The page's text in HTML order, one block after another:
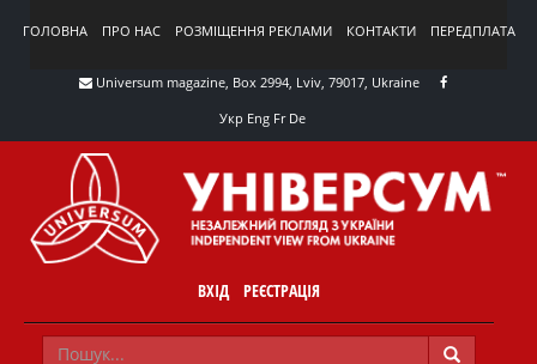
ГОЛОВНА ПРО НАС РОЗМІЩЕННЯ РЕКЛАМИ КОНТАКТИ ПЕРЕДПЛАТА
Universum magazine, Box 2994, Lviv, 79017, Ukraine
Укр Eng FrDe
ВХІД РЕЄСТРАЦІЯ